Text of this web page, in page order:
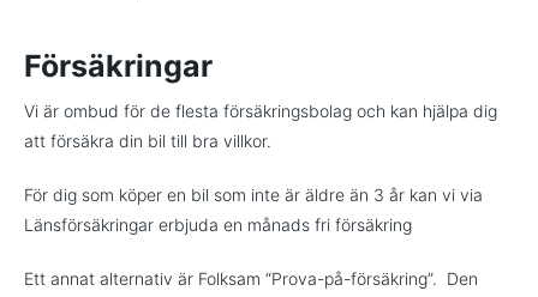
Försäkringar
Vi är ombud för de flesta försäkringsbolag och kan hjälpa dig
att försäkra din bil till bra villkor.
För dig som köper en bil som inte är äldre än 3 år kan vi via
Länsförsäkringar erbjuda en månads fri försäkring
Ett annat alternativ är Folksam “Prova-på-försäkring”. Den